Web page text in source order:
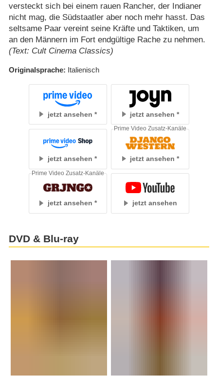
versteckt sich bei einem rauen Rancher, der Indianer
nicht mag, die Südstaatler aber noch mehr hasst. Das
seltsame Paar vereint seine Kräfte und Taktiken, um
an den Männern im Fort endgültige Rache zu nehmen.
(Text: Cult Cinema Classics)
Originalsprache Italienisch
jetzt ansehen jetzt ansehen
jetzt ansehen jetzt ansehen
Prime Video Zusatz-Kanäle
jetzt ansehen
Prime Video Zusatz-Kanäle
jetzt ansehen
DVD & Blu-ray